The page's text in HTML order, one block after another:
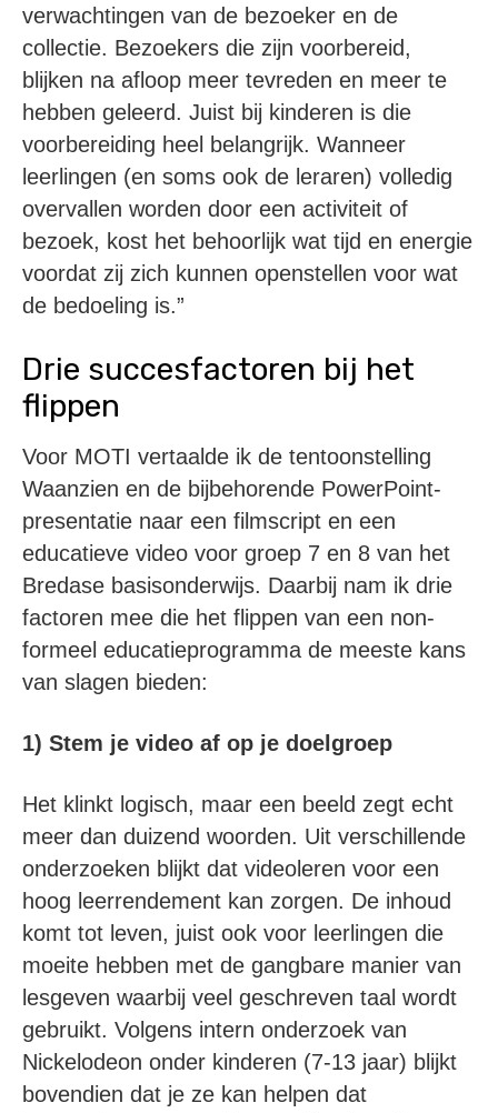
verwachtingen van de bezoeker en de
collectie. Bezoekers die zijn voorbereid,
blijken na afloop meer tevreden en meer te
hebben geleerd. Juist bij kinderen is die
voorbereiding heel belangrijk. Wanneer
leerlingen (en soms ook de leraren) volledig
overvallen worden door een activiteit of
bezoek, kost het behoorlijk wat tijd en energie
voordat zij zich kunnen openstellen voor wat
de bedoeling is.”
Drie succesfactoren bij het
flippen
Voor MOTI vertaalde ik de tentoonstelling
Waanzien en de bijbehorende PowerPoint-
presentatie naar een filmscript en een
educatieve video voor groep 7 en 8 van het
Bredase basisonderwijs. Daarbij nam ik drie
factoren mee die het flippen van een non-
formeel educatieprogramma de meeste kans
van slagen bieden:
1) Stem je video af op je doelgroep
Het klinkt logisch, maar een beeld zegt echt
meer dan duizend woorden. Uit verschillende
onderzoeken blijkt dat videoleren voor een
hoog leerrendement kan zorgen. De inhoud
komt tot leven, juist ook voor leerlingen die
moeite hebben met de gangbare manier van
lesgeven waarbij veel geschreven taal wordt
gebruikt. Volgens intern onderzoek van
Nickelodeon onder kinderen (7-13 jaar) blijkt
bovendien dat je ze kan helpen dat